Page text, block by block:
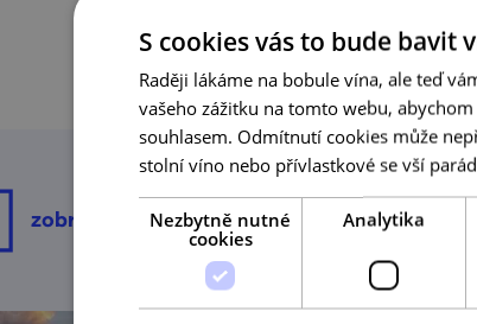
Vybírejte,
zobrazit filtrování
S cookies vás to bude bavit
Raději lákáme na bobule vína, ale teď
vašeho zážitku na tomto webu,
souhlasem. Odmítnutí cookies může
stolní víno nebo přívlastkové se vší
Nezbytně nutné
cookies
Analytika